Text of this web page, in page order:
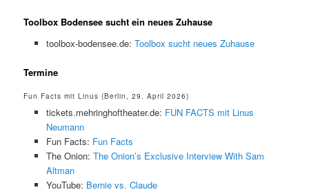
Toolbox Bodensee sucht ein neues Zuhause
toolbox-bodensee.de: Toolbox sucht neues Zuhause
Termine
Fun Facts mit Linus (Berlin, 29. April 2026)
tickets.mehringhoftheater.de: FUN FACTS mit Linus
Neumann
Fun Facts: Fun Facts
The Onion: The Onion’s Exclusive Interview With Sam
Altman
YouTube: Bernie vs. Claude